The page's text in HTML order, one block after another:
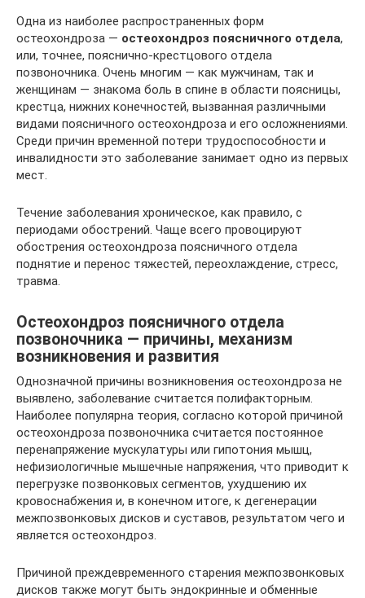
Одна из наиболее распространенных форм
остеохондроза — остеохондроз поясничного отдела,
или, точнее, пояснично-крестцового отдела
позвоночника. Очень многим — как мужчинам, так и
женщинам — знакома боль в спине в области поясницы,
крестца, нижних конечностей, вызванная различными
видами поясничного остеохондроза и его осложнениями.
Среди причин временной потери трудоспособности и
инвалидности это заболевание занимает одно из первых
мест.
Течение заболевания хроническое, как правило, с
периодами обострений. Чаще всего провоцируют
обострения остеохондроза поясничного отдела
поднятие и перенос тяжестей, переохлаждение, стресс,
травма.
Остеохондроз поясничного отдела
позвоночника — причины, механизм
возникновения и развития
Однозначной причины возникновения остеохондроза не
выявлено, заболевание считается полифакторным.
Наиболее популярна теория, согласно которой причиной
остеохондроза позвоночника считается постоянное
перенапряжение мускулатуры или гипотония мышц,
нефизиологичные мышечные напряжения, что приводит к
перегрузке позвонковых сегментов, ухудшению их
кровоснабжения и, в конечном итоге, к дегенерации
межпозвонковых дисков и суставов, результатом чего и
является остеохондроз.
Причиной преждевременного старения межпозвонковых
дисков также могут быть эндокринные и обменные